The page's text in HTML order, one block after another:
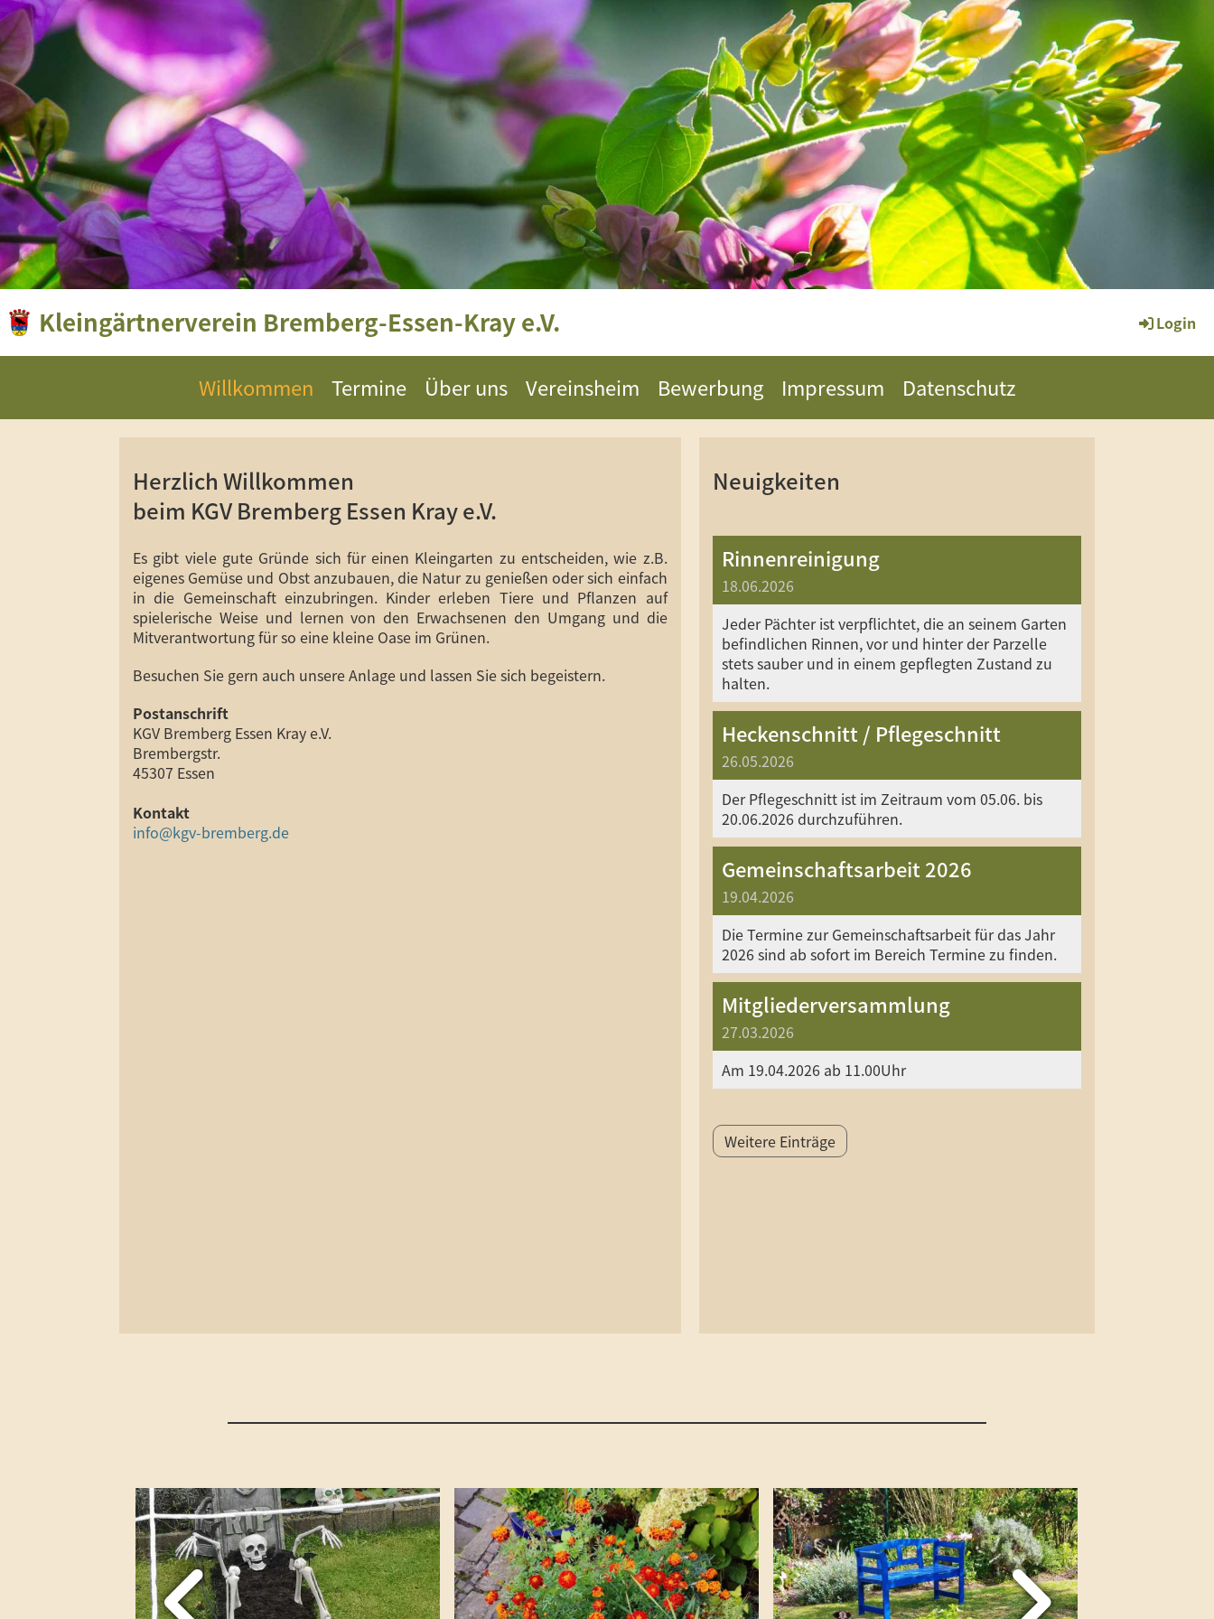
Kleingärtnerverein Bremberg-Essen-Kray e.V. Login
Willkommen Termine Über uns Vereinsheim Bewerbung Impressum Datenschutz
Herzlich Willkommen
beim KGV Bremberg Essen Kray e.V.
Es gibt viele gute Gründe sich für einen Kleingarten zu entscheiden, wie z.B.
eigenes Gemüse und Obst anzubauen, die Natur zu genießen oder sich einfach
in die Gemeinschaft einzubringen. Kinder erleben Tiere und Pflanzen auf
spielerische Weise und lernen von den Erwachsenen den Umgang und die
Mitverantwortung für so eine kleine Oase im Grünen.
Besuchen Sie gern auch unsere Anlage und lassen Sie sich begeistern.
Postanschrift
KGV Bremberg Essen Kray e.V.
Brembergstr.
45307 Essen
Kontakt
info@kgv-bremberg.de
Neuigkeiten
Rinnenreinigung
18.06.2026
Jeder Pächter ist verpflichtet, die an seinem Garten
befindlichen Rinnen, vor und hinter der Parzelle
stets sauber und in einem gepflegten Zustand zu
halten.
Heckenschnitt / Pflegeschnitt
26.05.2026
Der Pflegeschnitt ist im Zeitraum vom 05.06. bis
20.06.2026 durchzuführen.
Gemeinschaftsarbeit 2026
19.04.2026
Die Termine zur Gemeinschaftsarbeit für das Jahr
2026 sind ab sofort im Bereich Termine zu finden.
Mitgliederversammlung
27.03.2026
Am 19.04.2026 ab 11.00Uhr
Weitere Einträge